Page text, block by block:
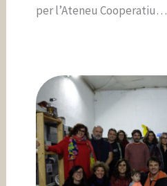
per l’Ateneu Cooperatiu…